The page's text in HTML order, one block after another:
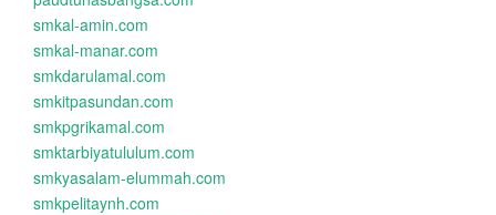
smkal-amin.com
smkal-manar.com
smkdarulamal.com
smkitpasundan.com
smkpgrikamal.com
smktarbiyatululum.com
smkyasalam-elummah.com
smkpelitaynh.com